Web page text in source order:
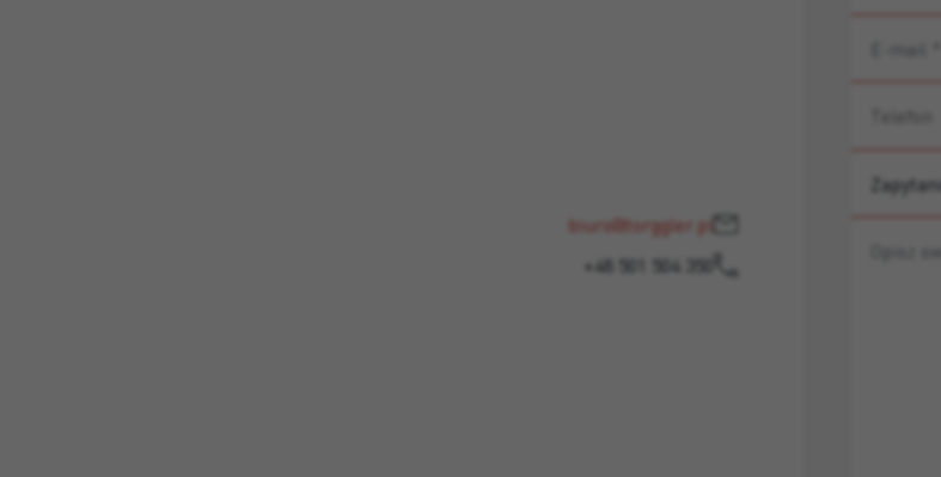
biuro@torggler.pl
+48 501 504 350